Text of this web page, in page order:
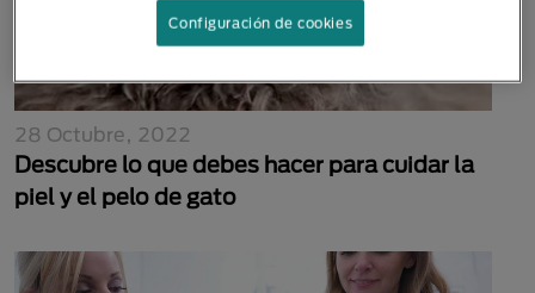
28 Octubre, 2022
Descubre lo que debes hacer para cuidar la
piel y el pelo de gato
Configuración de cookies